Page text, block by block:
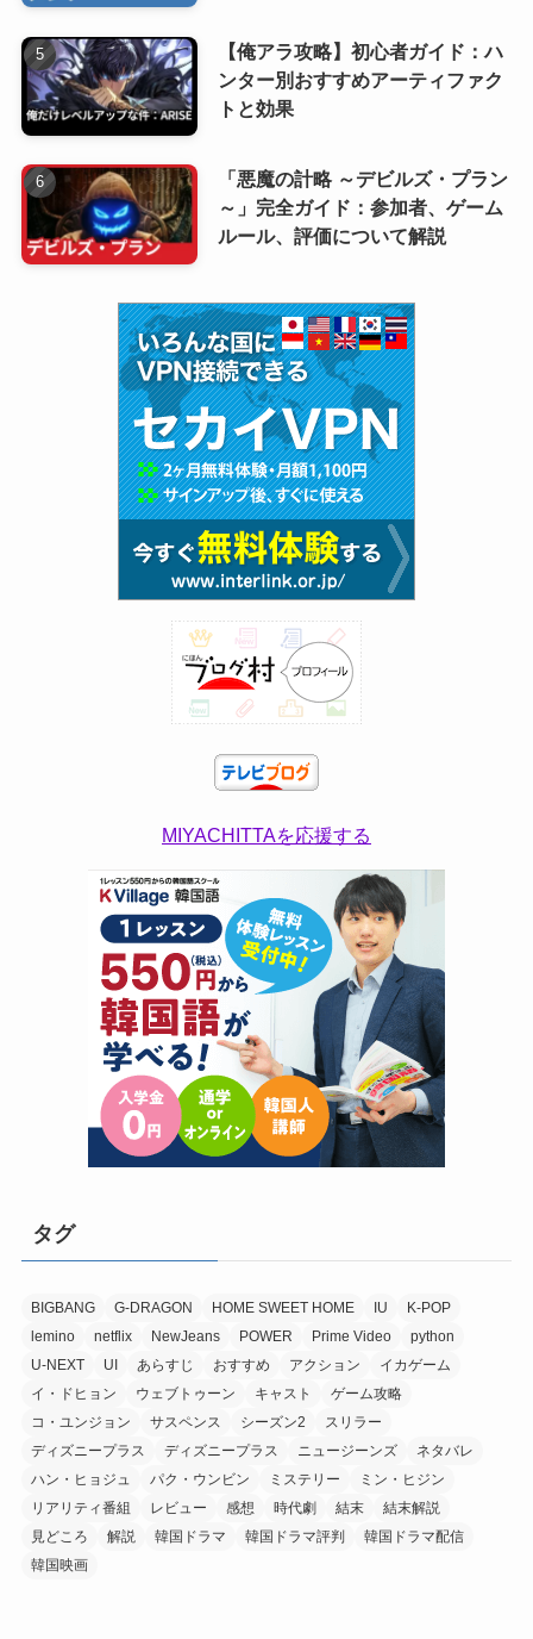
【俺アラ攻略】初心者ガイド：ハ
ンター別おすすめアーティファク
トと効果
「悪魔の計略 ～デビルズ・プラン
～」完全ガイド：参加者、ゲーム
ルール、評価について解説
MIYACHITTAを応援する
タグ
BIGBANG G-DRAGON HOME SWEET HOME IU
K-POP
lemino
netflix NewJeans POWER Prime Video
python
U-NEXT
UI あらすじ おすすめ アクション
イカゲーム
イ・ドヒョン
ウェブトゥーン キャスト
ゲーム攻略
コ・ユンジョン
サスペンス シーズン2
スリラー
ディズニープラス
ディズニープラス ニュージーンズ
ネタバレ
ハン・ヒョジュ
パク・ウンビン ミステリー
ミン・ヒジン
リアリティ番組
レビュー 感想 時代劇 結末
結末解説
見どころ
解説 韓国ドラマ 韓国ドラマ評判
韓国ドラマ配信
韓国映画